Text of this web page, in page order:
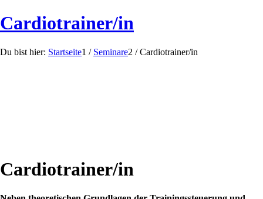
Cardiotrainer/in
Du bist hier: Startseite1 / Seminare2 / Cardiotrainer/in
Cardiotrainer/in